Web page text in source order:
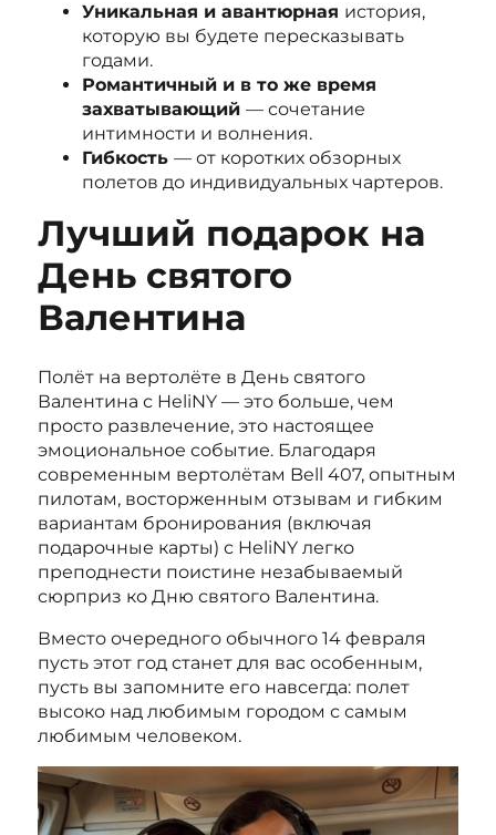
Уникальная и авантюрная история,
которую вы будете пересказывать
годами.
Романтичный и в то же время
захватывающий — сочетание
интимности и волнения.
Гибкость — от коротких обзорных
полетов до индивидуальных чартеров.
Лучший подарок на
День святого
Валентина
Полёт на вертолёте в День святого
Валентина с HeliNY — это больше, чем
просто развлечение, это настоящее
эмоциональное событие. Благодаря
современным вертолётам Bell 407, опытным
пилотам, восторженным отзывам и гибким
вариантам бронирования (включая
подарочные карты) с HeliNY легко
преподнести поистине незабываемый
сюрприз ко Дню святого Валентина.
Вместо очередного обычного 14 февраля
пусть этот год станет для вас особенным,
пусть вы запомните его навсегда: полет
высоко над любимым городом с самым
любимым человеком.